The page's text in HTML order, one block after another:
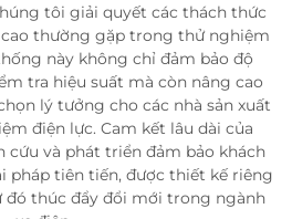
tôi giải quyết các thách thức
thường gặp trong thử nghiệm
này không chỉ đảm bảo độ
tra hiệu suất mà còn nâng cao
lý tưởng cho các nhà sản xuất
điện lực. Cam kết lâu dài của
và phát triển đảm bảo khách
pháp tiên tiến, được thiết kế riêng
đó thúc đẩy đổi mới trong ngành